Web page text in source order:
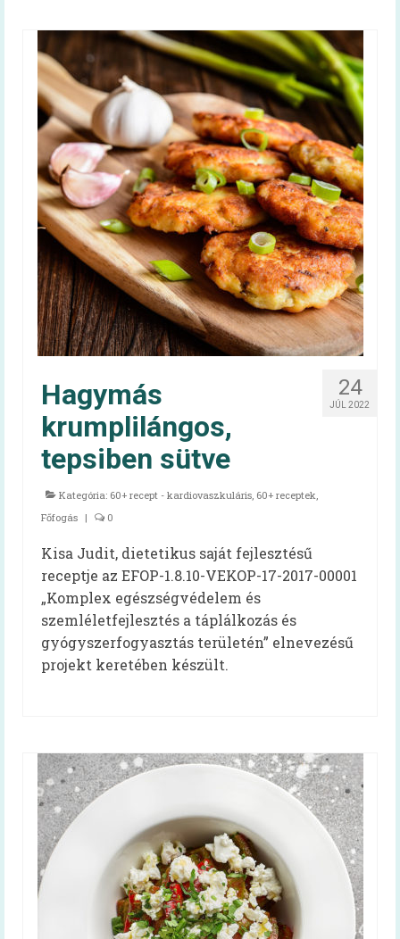
konyhás nénije
Az egészséges is lehet finom!
Magyarország TOP 50 legfinomabb
menzaétele
Keressük 2016 közétkeztetőjét!
Receptek
Cikkek
Oktatás
HAPPY-hét
A HAPPY-hétről
HAPPY-hét – Letölthető segédanyagok
HAPPY-hét 2026
HAPPY-hét 2025
HAPPY-hét 2024
HAPPY-hét 2022
HAPPY-hét, 2021
HAPPY-hét, 2020
HAPPY-hét, 2019
Kapcsolat
Egészséges táplálkozást ösztönző iskola
A programról
Iskolai feltételrendszer és jó gyakorlatok
(toolkit)
24
JÚL 2022
Hagymás
krumplilángos,
tepsiben sütve
Kategória: 60+ recept - kardiovaszkuláris, 60+ receptek,
Főfogás | 0
Kisa Judit, dietetikus saját fejlesztésű
receptje az EFOP-1.8.10-VEKOP-17-2017-00001
„Komplex egészségvédelem és
szemléletfejlesztés a táplálkozás és
gyógyszerfogyasztás területén” elnevezésű
projekt keretében készült.